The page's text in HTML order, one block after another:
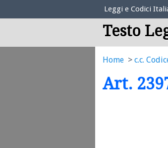
Elenco Codici
Leggi e Codici
Testo
Home c.c.
Art.